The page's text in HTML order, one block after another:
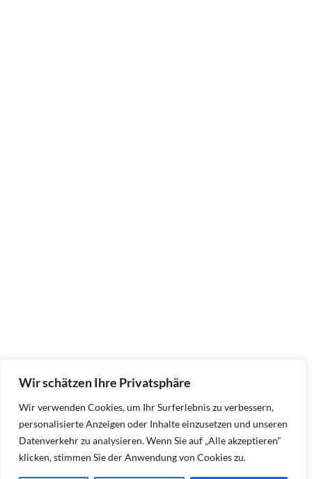
Wir schätzen Ihre Privatsphäre
Wir verwenden Cookies, um Ihr Surferlebnis zu verbessern,
personalisierte Anzeigen oder Inhalte einzusetzen und unseren
Datenverkehr zu analysieren. Wenn Sie auf „Alle akzeptieren"
klicken, stimmen Sie der Anwendung von Cookies zu.